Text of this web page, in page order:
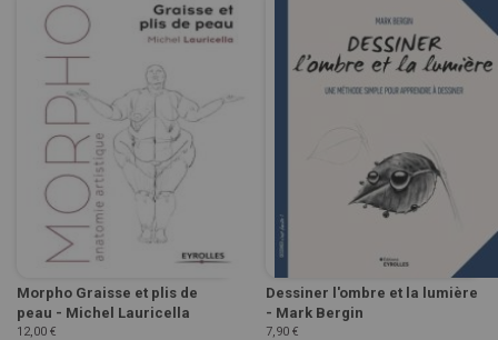
Morpho Graisse et plis de
peau - Michel Lauricella
12,00 €
Dessiner l'ombre et la lumière
- Mark Bergin
7,90 €